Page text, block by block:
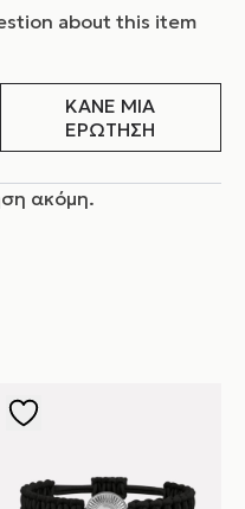
about this item
ΚΑΝΕ ΜΙΑ
ΕΡΩΤΗΣΗ
ακόμη.